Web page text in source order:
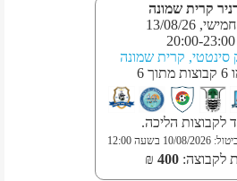
קרית שמונה
13/08/26
20:00-23:00
סינטטי, קרית שמונה
6 קבוצות מתוך 6
לקבוצות הליכה.
:
10/08/2026 בשעה 12:00
לקבוצה:
400
₪